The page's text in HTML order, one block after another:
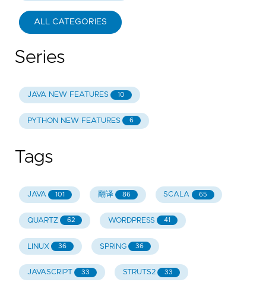
ALL CATEGORIES
Series
JAVA NEW FEATURES 10
PYTHON NEW FEATURES 6
Tags
JAVA 101 翻译 86 SCALA 65
QUARTZ 62 WORDPRESS 41
LINUX 36 SPRING 36
JAVASCRIPT 33 STRUTS2 33